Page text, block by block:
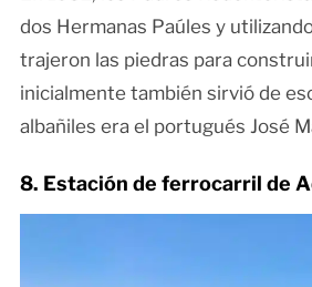
dos Hermanas Paúles y
trajeron las piedras para
inicialmente también sirvió de
albañiles era el portugués José
8. Estación de ferrocarril de